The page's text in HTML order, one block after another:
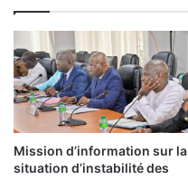
Mission d’information sur la
situation d’instabilité des